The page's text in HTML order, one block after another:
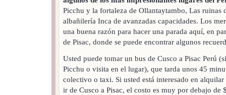
Picchu y la fortaleza de Ollantaytambo, Las ruinas
albañilería Inca de avanzadas capacidades. Los
una buena razón para hacer una parada aquí, en
de Pisac, donde se puede encontrar algunos
Usted puede tomar un bus de Cusco a Pisac Perú
Picchu o visita en el lugar), que tarda unos 45
colectivo o taxi. Si usted está interesado en
ir de Cusco a Pisac, el costo es muy por debajo de